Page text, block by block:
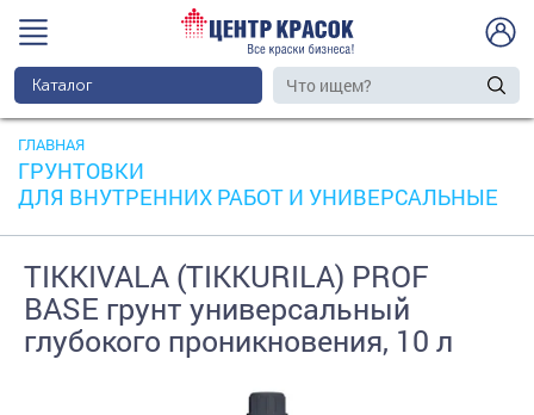
Каталог
ГЛАВНАЯ
ГРУНТОВКИ
ДЛЯ ВНУТРЕННИХ РАБОТ И УНИВЕРСАЛЬНЫЕ
TIKKIVALA (TIKKURILA) PROF
BASE грунт универсальный
глубокого проникновения, 10 л